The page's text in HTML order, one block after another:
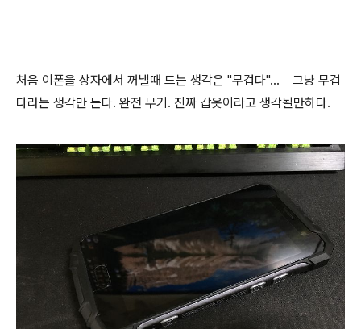
처음 이폰을 상자에서 꺼낼때 드는 생각은 "무겁다"... 그냥 무겁
다라는 생각만 든다. 완전 무기. 진짜 갑옷이라고 생각될만하다.